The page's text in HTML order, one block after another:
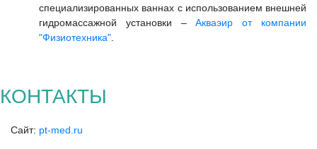
специализированных ваннах с использованием внешней
гидромассажной установки –Акваэир от компании
"Физиотехника".
КОНТАКТЫ
Сайт: pt-med.ru